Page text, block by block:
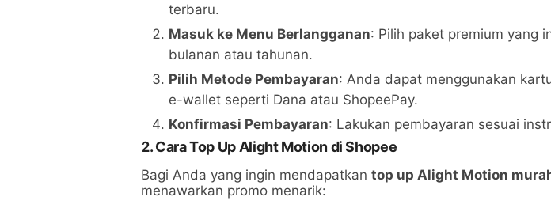
terbaru.
Masuk ke Menu Berlangganan: Pilih paket premium yang
bulanan atau tahunan.
Pilih Metode Pembayaran: Anda dapat menggunakan
e-wallet seperti Dana atau ShopeePay.
Konfirmasi Pembayaran: Lakukan pembayaran sesuai
2.Cara Top Up Alight Motion di Shopee
Bagi Anda yang ingin mendapatkan top up Alight Motion
menawarkan promo menarik: